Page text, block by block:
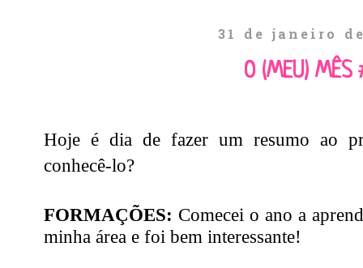
31 de janeiro
O (MEU) MÊS
Hoje é dia de fazer um resumo ao
conhecê-lo?
FORMAÇÕES: Comecei o ano a
minha área e foi bem interessante!